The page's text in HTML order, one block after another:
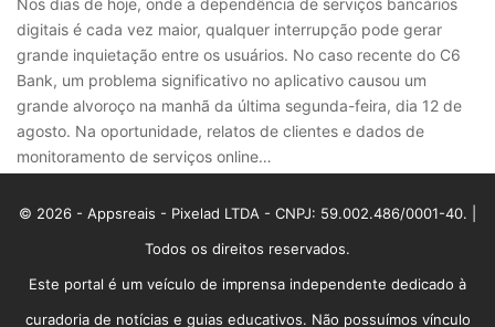
Nos dias de hoje, onde a dependência de serviços bancários
digitais é cada vez maior, qualquer interrupção pode gerar
grande inquietação entre os usuários. No caso recente do C6
Bank, um problema significativo no aplicativo causou um
grande alvoroço na manhã da última segunda-feira, dia 12 de
agosto. Na oportunidade, relatos de clientes e dados de
monitoramento de serviços online…
© 2026 - Appsreais - Pixelad LTDA - CNPJ: 59.002.486/0001-40. |
Todos os direitos reservados.
Este portal é um veículo de imprensa independente dedicado à
curadoria de notícias e guias educativos. Não possuímos vínculo